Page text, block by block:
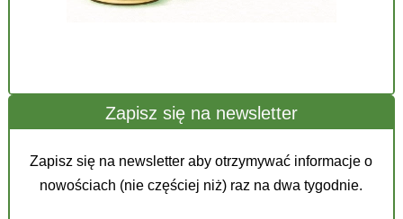
Zapisz się na newsletter
Zapisz się na newsletter aby otrzymywać informacje o
nowościach (nie częściej niż) raz na dwa tygodnie.